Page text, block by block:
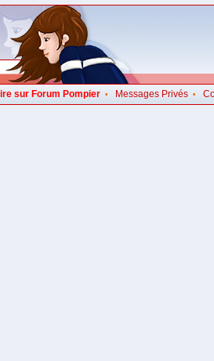
sur Forum Pompier• Messages Privés•